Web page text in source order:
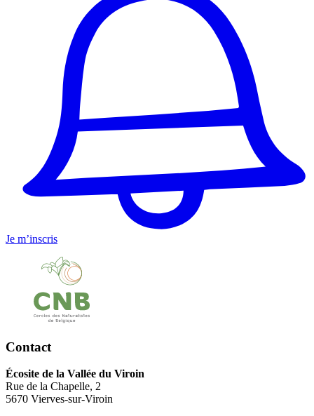
Je m’inscris
Contact
Écosite de la Vallée du Viroin
Rue de la Chapelle, 2
5670 Vierves-sur-Viroin